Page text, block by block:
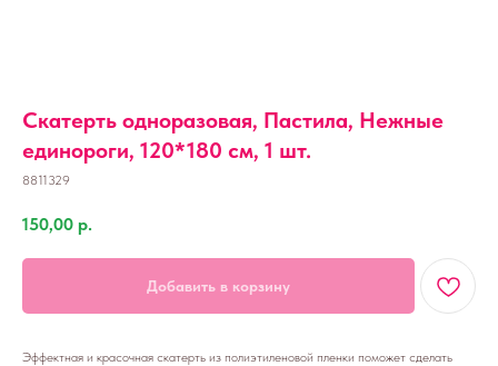
Скатерть одноразовая, Пастила, Нежные
единороги, 120*180 см, 1 шт.
8811329
150,00 р.
Добавить в корзину
Эффектная и красочная скатерть из полиэтиленовой пленки поможет сделать